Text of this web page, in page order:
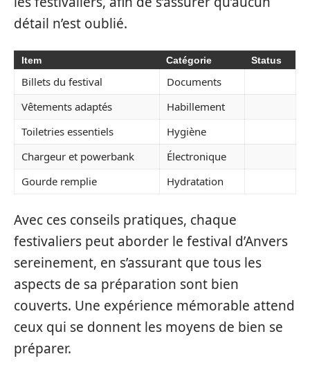
détail n’est oublié.
Item Catégorie Status
Billets du festival
Documents
Vêtements adaptés
Habillement
Toiletries essentiels
Hygiène
Chargeur et powerbank
Électronique
Gourde remplie
Hydratation
Avec ces conseils pratiques, chaque
festivaliers peut aborder le festival d’Anvers
sereinement, en s’assurant que tous les
aspects de sa préparation sont bien
couverts. Une expérience mémorable attend
ceux qui se donnent les moyens de bien se
préparer.